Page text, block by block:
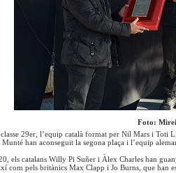
Foto:
29er, l’equip català format per Nil Mars i Toti
Munté han aconseguit la segona plaça i l’equip
els catalans Willy Pi Suñer i Àlex Charles han
com pels britànics Max Clapp i Jo Burns, que han